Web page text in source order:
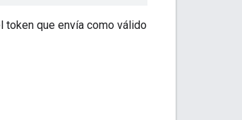
token que envía como válido